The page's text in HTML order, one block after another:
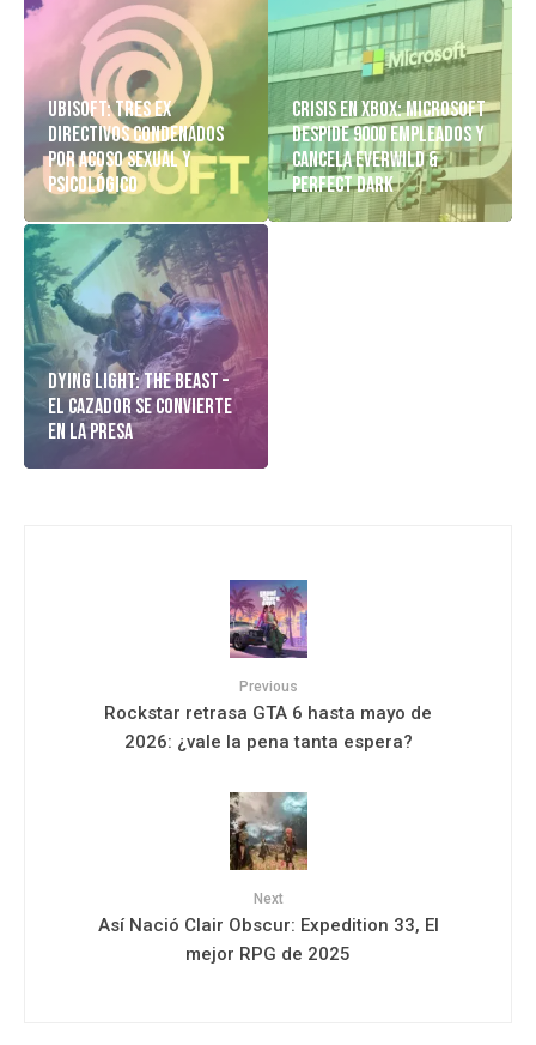
Ubisoft: Tres Ex
Directivos Condenados
Por Acoso Sexual y
Psicológico
Crisis en Xbox: Microsoft
despide 9000 empleados y
cancela Everwild &
Perfect Dark
Dying Light: The Beast –
El cazador Se Convierte
En La Presa
Previous
Rockstar retrasa GTA 6 hasta mayo de
2026: ¿vale la pena tanta espera?
Next
Así Nació Clair Obscur: Expedition 33, El
mejor RPG de 2025